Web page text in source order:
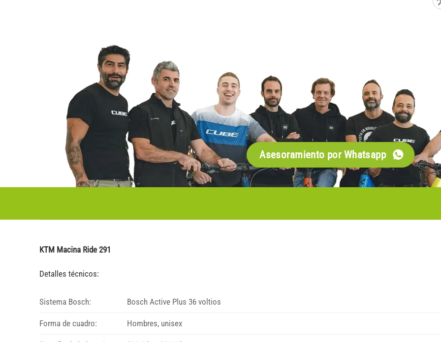
Asesoramiento por Whatsapp
KTM Macina Ride 291
Detalles técnicos:
Sistema Bosch: Bosch Active Plus 36 voltios
Forma de cuadro: Hombres, unisex